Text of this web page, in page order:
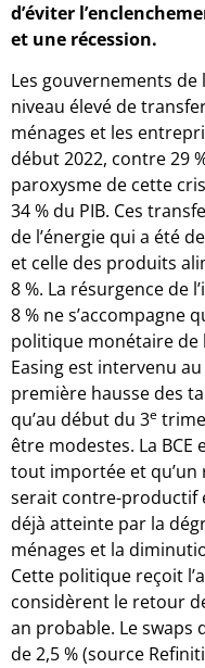
d’éviter
et une récession.
Les gouvernements
niveau élevé de
ménages et les
début 2022, contre 29
paroxysme de cette
34 % du PIB. Ces
de l’énergie qui a été
et celle des produits
8 %. La résurgence de
8 % ne s’accompagne
politique monétaire de
Easing est intervenu
première hausse des
qu’au début du 3e
être modestes. La BCE
tout importée et
serait contre-productif
déjà atteinte par la
ménages et la
Cette politique reçoit
considèrent le retour
an probable. Le swaps
de 2,5 % (source